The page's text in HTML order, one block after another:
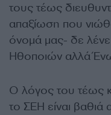
τους τέως
απαξίωση που
όνομά μας- δε
Ηθοποιών αλλά
Ο λόγος του τέως
το ΣΕΗ είναι βαθιά